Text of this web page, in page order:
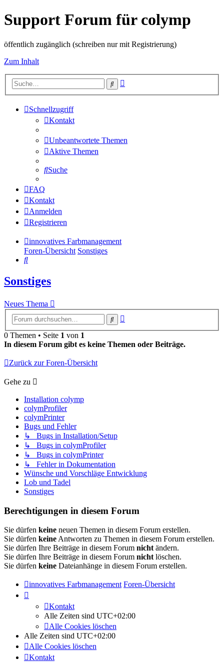
Support Forum für colymp
öffentlich zugänglich (schreiben nur mit Registrierung)
Zum Inhalt
Suche
Schnellzugriff
Kontakt
Unbeantwortete Themen
Aktive Themen
Suche
FAQ
Kontakt
Anmelden
Registrieren
innovatives Farbmanagement
Foren-Übersicht Sonstiges
Suche
Sonstiges
Neues Thema
Suche
0 Themen • Seite 1 von 1
In diesem Forum gibt es keine Themen oder Beiträge.
Zurück zur Foren-Übersicht
Gehe zu
Installation colymp
colymProfiler
colymPrinter
Bugs und Fehler
↳ Bugs in Installation/Setup
↳ Bugs in colymProfiler
↳ Bugs in colymPrinter
↳ Fehler in Dokumentation
Wünsche und Vorschläge Entwicklung
Lob und Tadel
Sonstiges
Berechtigungen in diesem Forum
Sie dürfen keine neuen Themen in diesem Forum erstellen.
Sie dürfen keine Antworten zu Themen in diesem Forum erstellen.
Sie dürfen Ihre Beiträge in diesem Forum nicht ändern.
Sie dürfen Ihre Beiträge in diesem Forum nicht löschen.
Sie dürfen keine Dateianhänge in diesem Forum erstellen.
innovatives Farbmanagement Foren-Übersicht
Kontakt
Alle Zeiten sind UTC+02:00
Alle Cookies löschen
Alle Zeiten sind UTC+02:00
Alle Cookies löschen
Kontakt